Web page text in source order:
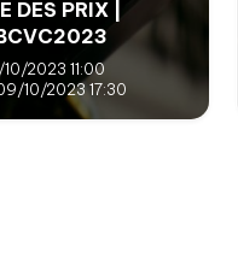
DES PRIX |
2023 11:00
10/2023 17:30